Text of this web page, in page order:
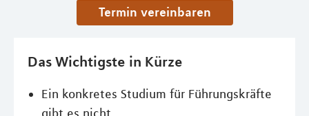
Termin vereinbaren
Das Wichtigste in Kürze
Ein konkretes Studium für Führungskräfte